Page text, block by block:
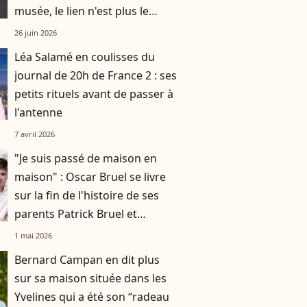
musée, le lien n'est plus le
même
26 juin 2026
Léa Salamé en coulisses du
journal de 20h de France 2 : ses
petits rituels avant de passer à
l'antenne
7 avril 2026
"Je suis passé de maison en
maison" : Oscar Bruel se livre
sur la fin de l'histoire de ses
parents Patrick Bruel et
Amanda Sthers
1 mai 2026
Bernard Campan en dit plus
sur sa maison située dans les
Yvelines qui a été son “radeau